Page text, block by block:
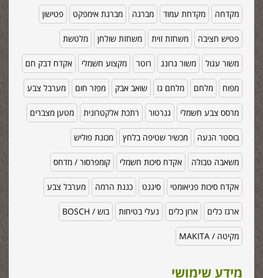
מקדחה מקדחת עמוד מברגה מברגת אימפקט פטישון
פטיש חציבה משחזת זוית משחזת שולחן מלטשת
משור עגול משור גרונג רוטר מקצוע חשמלי אקדח דבק חם
מפוח מלחם מלחם גז שואב אבק מפזר חום מערבל צבע
מרסס צבע חשמלי גנרטור רתכת אלקטרונית מטען מצברים
בוסטר הנעה מכשיר שטיפה בלחץ מכונת פוליש
משאבה טבולה אקדח סיכות חשמלי קומפרסור / מדחס
אקדח סיכות פניאומטי סיגנט כננת הרמה מערבל צבע
ארגז כלים ארון כלים נעלי בטיחות בוש / BOSCH
מקיטה / MAKITA
מידע שימושי